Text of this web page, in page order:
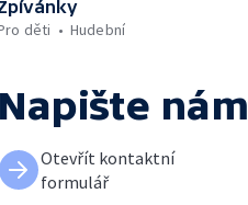
děti
Hudební
Napište nám
Otevřít kontaktní
formulář